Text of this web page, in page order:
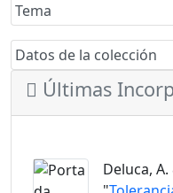
Tema
Datos de la colección
Últimas
Deluca,